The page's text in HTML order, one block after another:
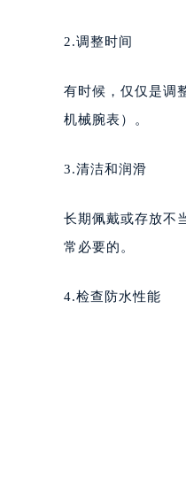
哈
2.调整时间
有时候，仅仅是调
机械腕表）。
3.清洁和润滑
长期佩戴或存放不
常必要的。
4.检查防水性能